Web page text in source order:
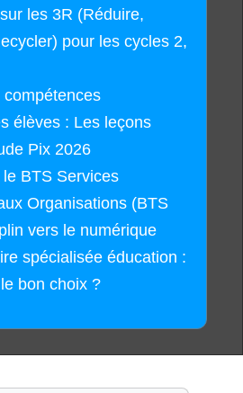
les 3R (Réduire,
pour les cycles 2,
élèves : Les leçons
Pix 2026
BTS Services
Organisations (BTS
vers le numérique
spécialisée éducation :
bon choix ?